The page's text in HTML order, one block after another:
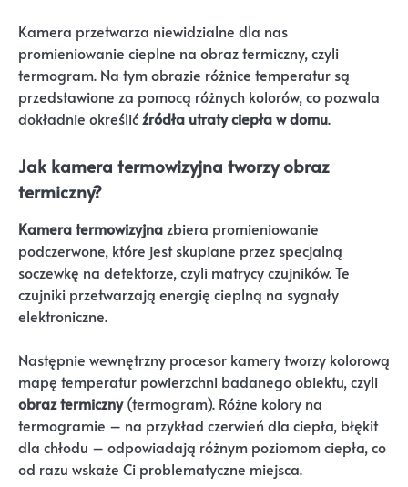
Kamera przetwarza niewidzialne dla nas
promieniowanie cieplne na obraz termiczny, czyli
termogram. Na tym obrazie różnice temperatur są
przedstawione za pomocą różnych kolorów, co pozwala
dokładnie określićźródła utraty ciepła w domu.
Jak kamera termowizyjna tworzy obraz
termiczny?
Kamera termowizyjnazbiera promieniowanie
podczerwone, które jest skupiane przez specjalną
soczewkę na detektorze, czyli matrycy czujników. Te
czujniki przetwarzają energię cieplną na sygnały
elektroniczne.
Następnie wewnętrzny procesor kamery tworzy kolorową
mapę temperatur powierzchni badanego obiektu, czyli
obraz termiczny(termogram). Różne kolory na
termogramie – na przykład czerwień dla ciepła, błękit
dla chłodu – odpowiadają różnym poziomom ciepła, co
od razu wskaże Ci problematyczne miejsca.